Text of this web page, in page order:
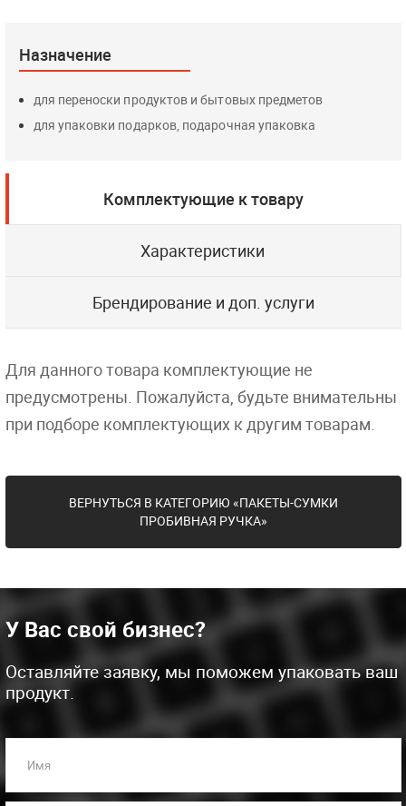
Назначение
для переноски продуктов и бытовых предметов
для упаковки подарков, подарочная упаковка
Комплектующие к товару
Характеристики
Брендирование и доп. услуги
Для данного товара комплектующие не
предусмотрены. Пожалуйста, будьте внимательны
при подборе комплектующих к другим товарам.
ВЕРНУТЬСЯ В КАТЕГОРИЮ «ПАКЕТЫ-СУМКИ
ПРОБИВНАЯ РУЧКА»
У Вас свой бизнес?
Оставляйте заявку, мы поможем упаковать ваш
продукт.
Имя